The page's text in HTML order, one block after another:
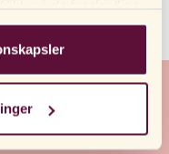
og endre
på at
kan påvirke
bruken av
dem ved å